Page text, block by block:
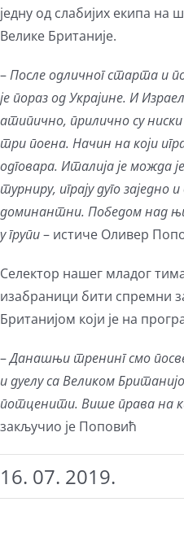
једну од слабијих екипа на
Велике Британије.
–После одличног старта и
је пораз од Украјине. И
атипично, прилично су ниски
три поена. Начин на који
одговара. Италија је можда
турниру, играју дуго заједно
доминантни. Победом над
у групи– истиче Оливер
Селектор нашег младог
изабраници бити спремни
Британијом који је на
–Данашњи тренинг смо
и дуелу са Великом
потценити. Више права на
закључио је Поповић
16. 07. 2019.